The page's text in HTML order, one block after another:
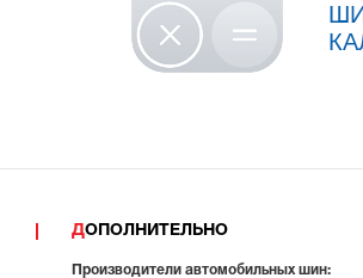
ДОПОЛНИТЕЛЬНО
Производители автомобильных шин: